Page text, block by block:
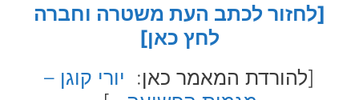
[לחזור לכתב העת משטרה וחברה
לחץ כאן]
[להורדת המאמר כאן: יורי קוגן –